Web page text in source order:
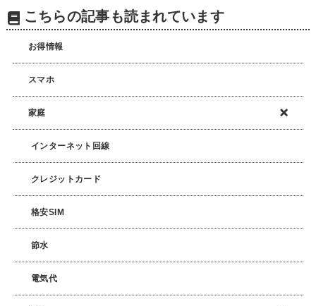
こちらの記事も読まれています
お得情報
スマホ
家庭
インターネット回線
クレジットカード
格安SIM
節水
電気代